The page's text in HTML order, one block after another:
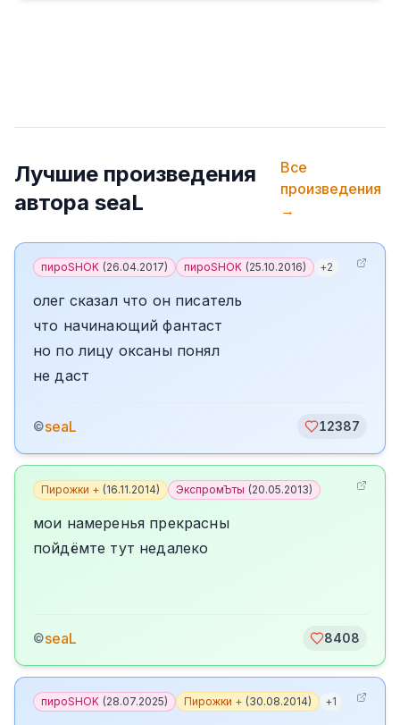
Лучшие произведения
автора seaL
Все
произведения
→
пироSHOK (26.04.2017) пироSHOK (25.10.2016) +2
олег сказал что он писатель
что начинающий фантаст
но по лицу оксаны понял
не даст
©seaL 12387
Пирожки + (16.11.2014) ЭкспромЪты (20.05.2013)
мои намеренья прекрасны
пойдёмте тут недалеко
©seaL 8408
пироSHOK (28.07.2025) Пирожки + (30.08.2014) +1